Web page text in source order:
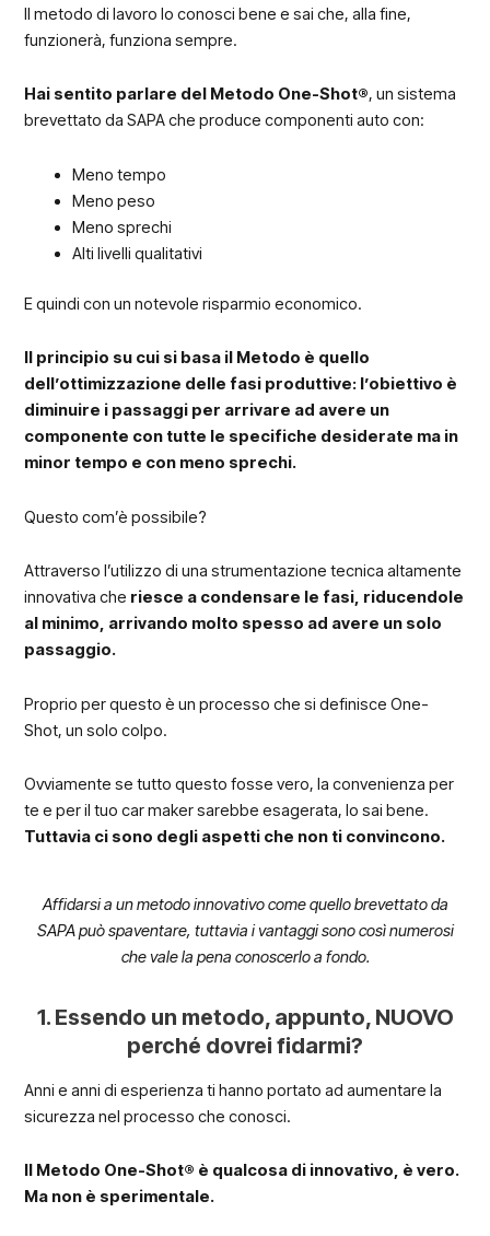
Il metodo di lavoro lo conosci bene e sai che, alla fine,
funzionerà, funziona sempre.
Hai sentito parlare del Metodo One-Shot®, un sistema
brevettato da SAPA che produce componenti auto con:
Meno tempo
Meno peso
Meno sprechi
Alti livelli qualitativi
E quindi con un notevole risparmio economico.
Il principio su cui si basa il Metodo è quello
dell’ottimizzazione delle fasi produttive: l’obiettivo è
diminuire i passaggi per arrivare ad avere un
componente con tutte le specifiche desiderate ma in
minor tempo e con meno sprechi.
Questo com’è possibile?
Attraverso l’utilizzo di una strumentazione tecnica altamente
innovativa che riesce a condensare le fasi, riducendole
al minimo, arrivando molto spesso ad avere un solo
passaggio.
Proprio per questo è un processo che si definisce One-
Shot, un solo colpo.
Ovviamente se tutto questo fosse vero, la convenienza per
te e per il tuo car maker sarebbe esagerata, lo sai bene.
Tuttavia ci sono degli aspetti che non ti convincono.
Affidarsi a un metodo innovativo come quello brevettato da
SAPA può spaventare, tuttavia i vantaggi sono così numerosi
che vale la pena conoscerlo a fondo.
1. Essendo un metodo, appunto, NUOVO
perché dovrei fidarmi?
Anni e anni di esperienza ti hanno portato ad aumentare la
sicurezza nel processo che conosci.
Il Metodo One-Shot® è qualcosa di innovativo, è vero.
Ma non è sperimentale.